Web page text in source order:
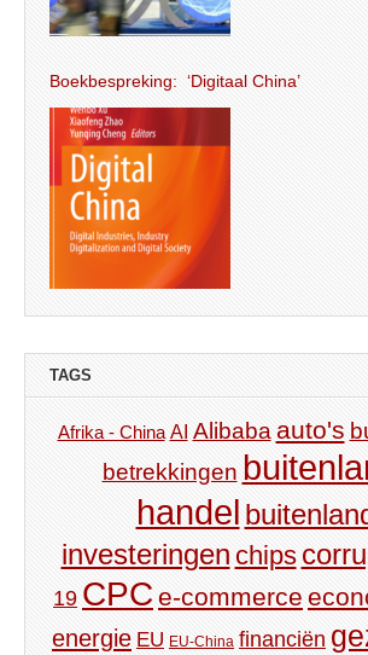
Boekbespreking: ‘Digitaal China’
TAGS
Afrika - China AI Alibaba auto's
betrekkingen
handel
investeringen chips
19 CPC e-commerce
energie EU EU-China financiën